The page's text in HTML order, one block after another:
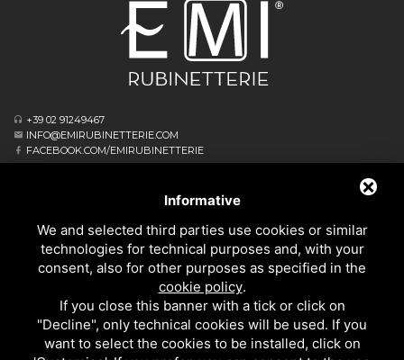
+39 02 91249467
INFO@EMIRUBINETTERIE.COM
FACEBOOK.COM/EMIRUBINETTERIE
20062 CASSANO D’ADDA MI - ITALIA
ΕΠΙΧΕΙΡΗΣΙΑΚΌ ΑΡΧΗΓΕΊΟ
VIA GIOVANNI FALCONE, 4
20873 CAVENAGO DI BRIANZA MB - ITALIA
ΚΟΥΖΙΝΑΣ
ΌΛΑ ΤΑ ΠΡΟΪΌΝΤΑ
Informative
We and selected third parties use cookies or similar
technologies for technical purposes and, with your
consent, also for other purposes as specified in the
cookie policy.
If you close this banner with a tick or click on
"Decline", only technical cookies will be used. If you
want to select the cookies to be installed, click on